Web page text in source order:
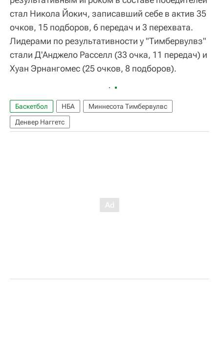
стал Никола Йокич, записавший себе в актив 35
очков, 15 подборов, 6 передач и 3 перехвата.
Лидерами по результативности у "Тимбервулвз"
стали Д'Анджело Расселл (33 очка, 11 передач) и
Хуан Эрнангомес (25 очков, 8 подборов).
Баскетбол НБА
Миннесота Тимбервулвс
Денвер Наггетс